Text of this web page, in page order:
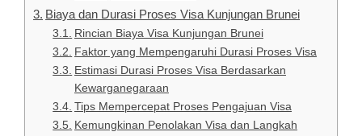
Biaya dan Durasi Proses Visa Kunjungan Brunei
Rincian Biaya Visa Kunjungan Brunei
Faktor yang Mempengaruhi Durasi Proses Visa
Estimasi Durasi Proses Visa Berdasarkan
Kewarganegaraan
Tips Mempercepat Proses Pengajuan Visa
Kemungkinan Penolakan Visa dan Langkah